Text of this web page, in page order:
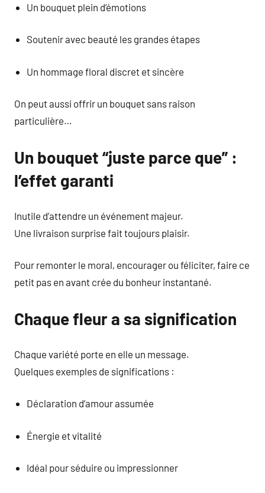
Un bouquet plein d’émotions
Soutenir avec beauté les grandes étapes
Un hommage floral discret et sincère
On peut aussi offrir un bouquet sans raison
particulière…
Un bouquet “juste parce que” :
l’effet garanti
Inutile d’attendre un événement majeur.
Une livraison surprise fait toujours plaisir.
Pour remonter le moral, encourager ou féliciter, faire ce
petit pas en avant crée du bonheur instantané.
Chaque fleur a sa signification
Chaque variété porte en elle un message.
Quelques exemples de significations :
Déclaration d’amour assumée
Énergie et vitalité
Idéal pour séduire ou impressionner